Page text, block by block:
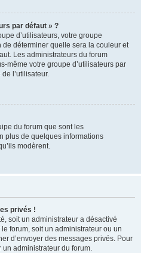
par défaut » ?
d’utilisateurs, votre groupe
de déterminer quelle sera la couleur et
Les administrateurs du forum
même votre groupe d’utilisateurs par
l’utilisateur.
du forum que sont les
plus de quelques informations
modèrent.
privés !
soit un administrateur a désactivé
forum, soit un administrateur ou un
d’envoyer des messages privés. Pour
un administrateur du forum.